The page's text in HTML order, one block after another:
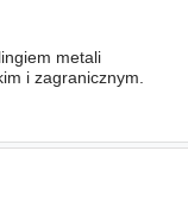
metali
i zagranicznym.